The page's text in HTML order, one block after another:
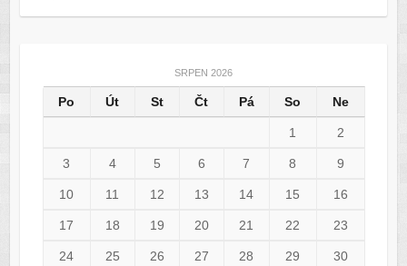
SRPEN 2026
Po Út St Čt Pá So Ne
1 2
3 4 5 6 7 8 9
10 11 12 13 14 15 16
17 18 19 20 21 22 23
24 25 26 27 28 29 30